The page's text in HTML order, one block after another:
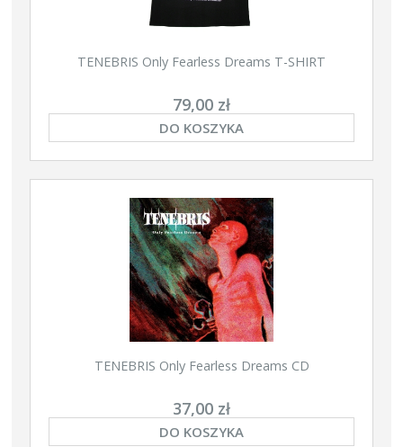
TENEBRIS Only Fearless Dreams T-SHIRT
79,00 zł
DO KOSZYKA
TENEBRIS Only Fearless Dreams CD
37,00 zł
DO KOSZYKA